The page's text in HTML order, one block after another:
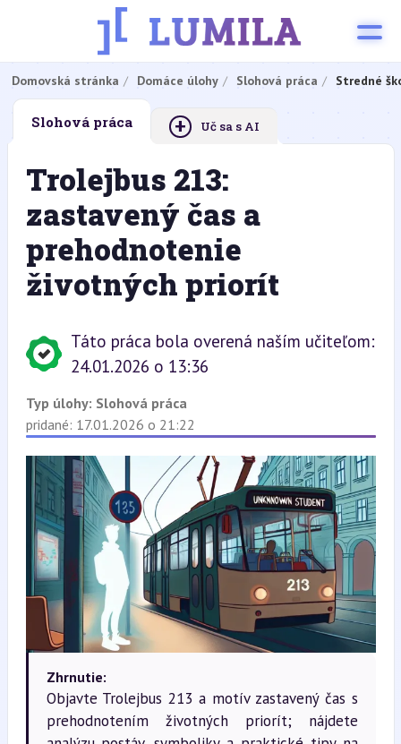
Domovská stránka Domáce úlohy Slohová práca Stredné
Slohová práca + Uč sa s AI
Trolejbus 213:
zastavený čas a
prehodnotenie
životných priorít
Táto práca bola overená naším učiteľom:
24.01.2026 o 13:36
Typ úlohy: Slohová práca
pridané: 17.01.2026 o 21:22
Zhrnutie:
Objavte Trolejbus 213 a motív zastavený čas s
prehodnotením životných priorít; nájdete